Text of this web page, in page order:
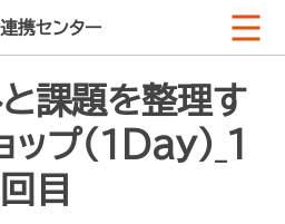
携センター
課題を整理す
プ（１Day）_1
回目